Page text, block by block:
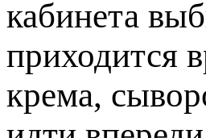
кабинета
приходится
крема,